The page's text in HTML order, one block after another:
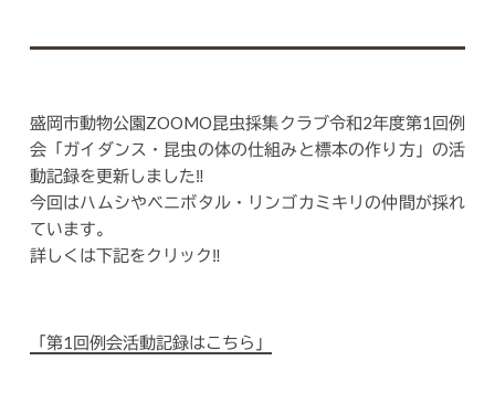
盛岡市動物公園ZOOMO昆虫採集クラブ令和2年度第1回例
会「ガイダンス・昆虫の体の仕組みと標本の作り方」の活
動記録を更新しました‼
今回はハムシやベニボタル・リンゴカミキリの仲間が採れ
ています。
詳しくは下記をクリック‼
「第1回例会活動記録はこちら」